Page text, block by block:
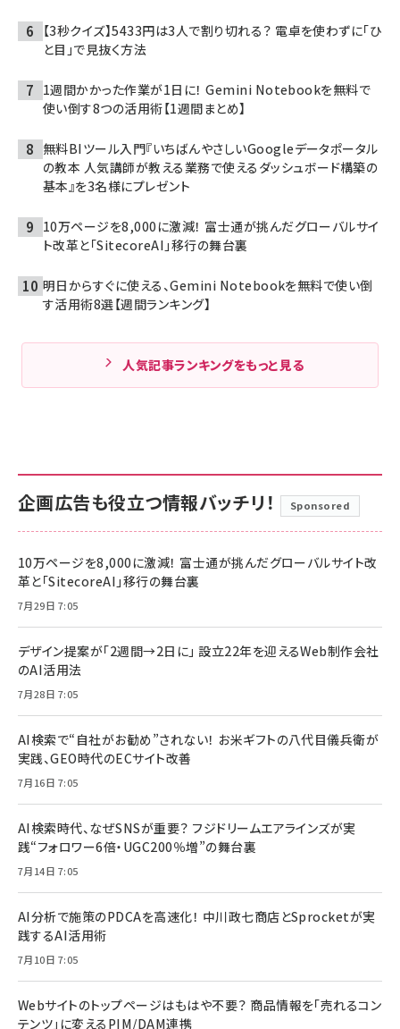
【3秒クイズ】5433円は3人で割り切れる？ 電卓を使わずに「ひ
と目」で見抜く方法
1週間かかった作業が1日に！ Gemini Notebookを無料で
使い倒す8つの活用術【1週間まとめ】
無料BIツール入門『いちばんやさしいGoogleデータポータル
の教本 人気講師が教える業務で使えるダッシュボード構築の
基本』を3名様にプレゼント
10万ページを8,000に激減！ 富士通が挑んだグローバルサイ
ト改革と「SitecoreAI」移行の舞台裏
明日からすぐに使える、Gemini Notebookを無料で使い倒
す活用術8選【週間ランキング】
人気記事ランキングをもっと見る
企画広告も役立つ情報バッチリ！ Sponsored
10万ページを8,000に激減！ 富士通が挑んだグローバルサイト改
革と「SitecoreAI」移行の舞台裏
7月29日 7:05
デザイン提案が「2週間→2日に」 設立22年を迎えるWeb制作会社
のAI活用法
7月28日 7:05
AI検索で“自社がお勧め”されない！ お米ギフトの八代目儀兵衛が
実践、GEO時代のECサイト改善
7月16日 7:05
AI検索時代、なぜSNSが重要？ フジドリームエアラインズが実
践“フォロワー6倍・UGC200％増”の舞台裏
7月14日 7:05
AI分析で施策のPDCAを高速化！ 中川政七商店とSprocketが実
践するAI活用術
7月10日 7:05
Webサイトのトップページはもはや不要？ 商品情報を「売れるコン
テンツ」に変えるPIM/DAM連携